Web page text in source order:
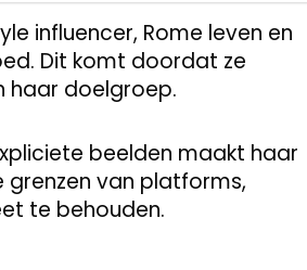
influencer, Rome leven en
Dit komt doordat ze
haar doelgroep.
beelden maakt haar
grenzen van platforms,
te behouden.